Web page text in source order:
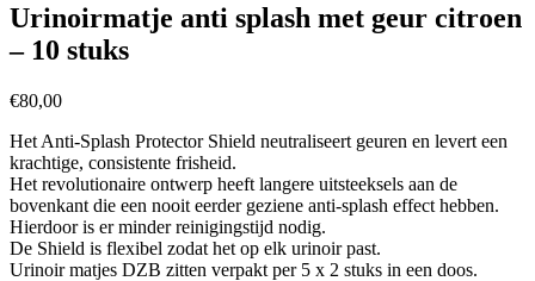
Urinoirmatje anti splash met geur citroen
– 10 stuks
€80,00
Het Anti-Splash Protector Shield neutraliseert geuren en levert een
krachtige, consistente frisheid.
Het revolutionaire ontwerp heeft langere uitsteeksels aan de
bovenkant die een nooit eerder geziene anti-splash effect hebben.
Hierdoor is er minder reinigingstijd nodig.
De Shield is flexibel zodat het op elk urinoir past.
Urinoir matjes DZB zitten verpakt per 5 x 2 stuks in een doos.